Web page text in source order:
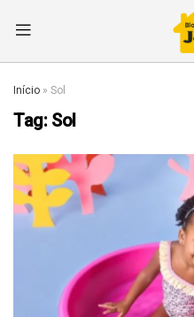
Início » Sol
Tag: Sol